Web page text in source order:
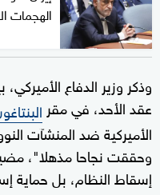
الهجمات
وذكر وزير الدفاع
عقد الأحد، في مقر
الأميركية ضد المنشآت
وحققت نجاحا مذهلا"،
إسقاط النظام، بل حماية